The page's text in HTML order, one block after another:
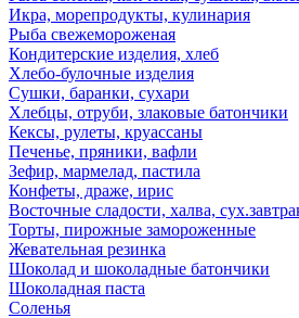
Икра, морепродукты, кулинария
Рыба свежемороженая
Кондитерские изделия, хлеб
Хлебо-булочные изделия
Сушки, баранки, сухари
Хлебцы, отруби, злаковые батончики
Кексы, рулеты, круассаны
Печенье, пряники, вафли
Зефир, мармелад, пастила
Конфеты, драже, ирис
Восточные сладости, халва,
Торты, пирожные замороженные
Жевательная резинка
Шоколад и шоколадные батончики
Шоколадная паста
Соленья